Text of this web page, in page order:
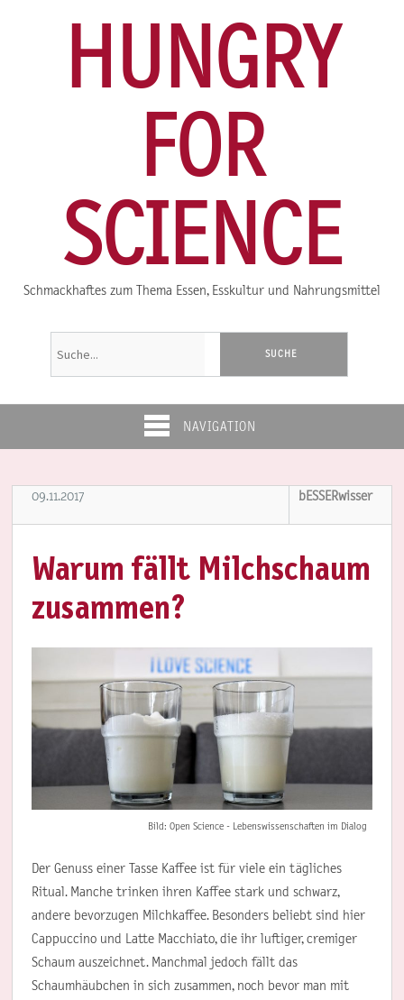
HUNGRY
FOR
SCIENCE
Schmackhaftes zum Thema Essen, Esskultur und Nahrungsmittel
NAVIGATION
09.11.2017 bESSERwisser
Warum fällt Milchschaum
zusammen?
Bild: Open Science - Lebenswissenschaften im Dialog
Der Genuss einer Tasse Kaffee ist für viele ein tägliches
Ritual. Manche trinken ihren Kaffee stark und schwarz,
andere bevorzugen Milchkaffee. Besonders beliebt sind hier
Cappuccino und Latte Macchiato, die ihr luftiger, cremiger
Schaum auszeichnet. Manchmal jedoch fällt das
Schaumhäubchen in sich zusammen, noch bevor man mit